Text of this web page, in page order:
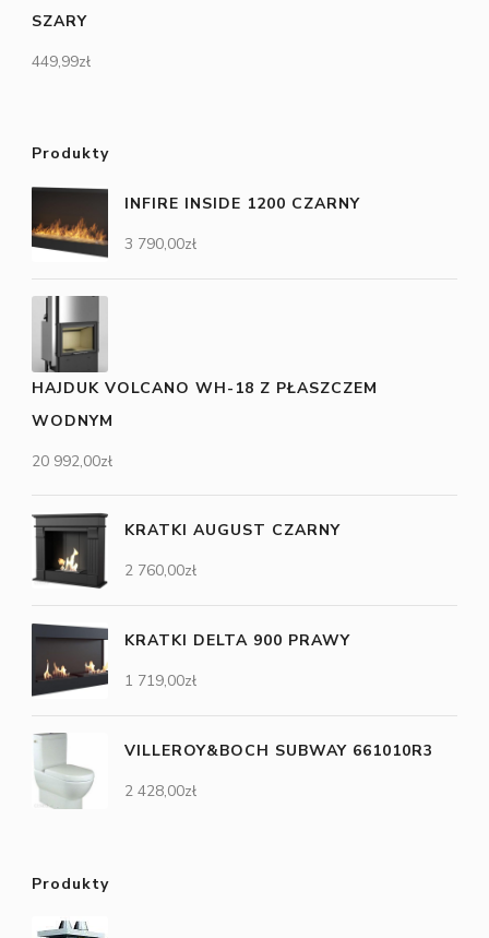
SZARY
449,99zł
Produkty
INFIRE INSIDE 1200 CZARNY
3 790,00zł
HAJDUK VOLCANO WH-18 Z PŁASZCZEM
WODNYM
20 992,00zł
KRATKI AUGUST CZARNY
2 760,00zł
KRATKI DELTA 900 PRAWY
1 719,00zł
VILLEROY&BOCH SUBWAY 661010R3
2 428,00zł
Produkty